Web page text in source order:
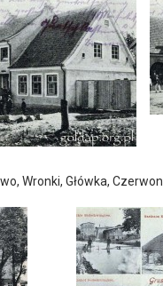
Wronki, Główka,